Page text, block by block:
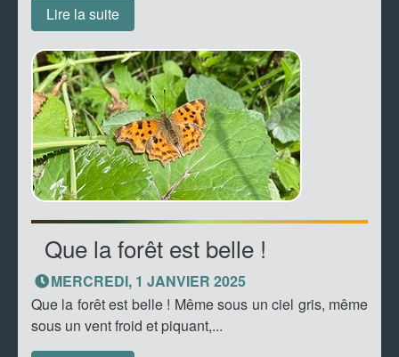
Lire la suite
Que la forêt est belle !
MERCREDI, 1 JANVIER 2025
Que la forêt est belle ! Même sous un ciel gris, même
sous un vent froid et piquant,...